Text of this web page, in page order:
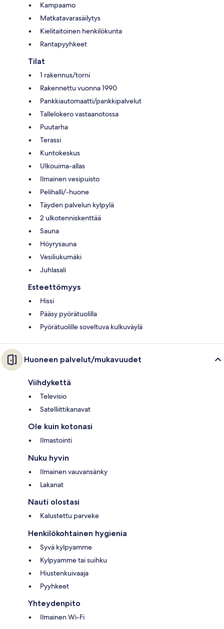
Kampaamo
Matkatavarasäilytys
Kielitaitoinen henkilökunta
Rantapyyhkeet
Tilat
1 rakennus/torni
Rakennettu vuonna 1990
Pankkiautomaatti/pankkipalvelut
Tallelokero vastaanotossa
Puutarha
Terassi
Kuntokeskus
Ulkouima-allas
Ilmainen vesipuisto
Pelihalli/-huone
Täyden palvelun kylpylä
2 ulkotenniskenttää
Sauna
Höyrysauna
Vesiliukumäki
Juhlasali
Esteettömyys
Hissi
Pääsy pyörätuolilla
Pyörätuolille soveltuva kulkuväylä
Huoneen palvelut/mukavuudet
Viihdykettä
Televisio
Satelliittikanavat
Ole kuin kotonasi
Ilmastointi
Nuku hyvin
Ilmainen vauvansänky
Lakanat
Nauti olostasi
Kalustettu parveke
Henkilökohtainen hygienia
Syvä kylpyamme
Kylpyamme tai suihku
Hiustenkuivaaja
Pyyhkeet
Yhteydenpito
Ilmainen Wi-Fi